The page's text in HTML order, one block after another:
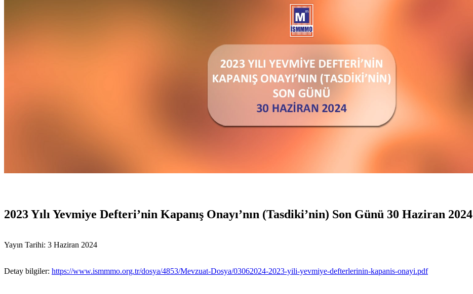
2023 Yılı Yevmiye Defteri’nin Kapanış Onayı’nın (Tasdiki’nin) Son Günü 30 Haziran 2024
Yayın Tarihi: 3 Haziran 2024
Detay bilgiler: https://www.ismmmo.org.tr/dosya/4853/Mevzuat-Dosya/03062024-2023-yili-yevmiye-defterlerinin-kapanis-onayi.pdf